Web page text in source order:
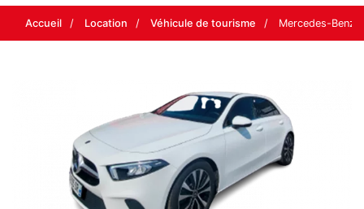
Accueil Location Véhicule de tourisme Mercedes-Benz